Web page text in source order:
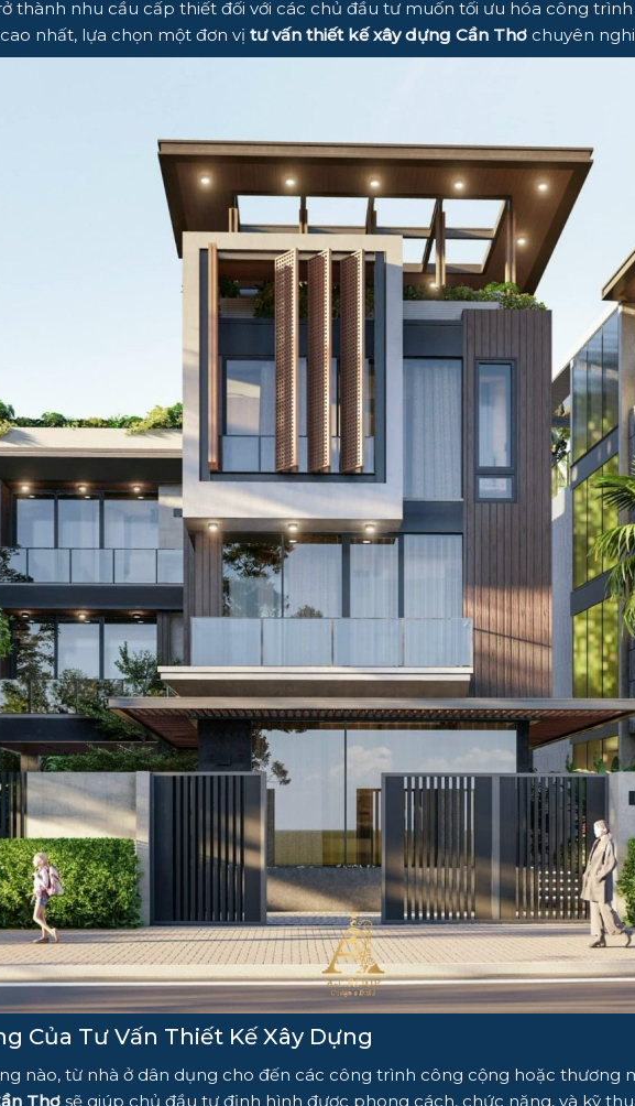
thành nhu cầu cấp thiết đối với các chủ đầu tư muốn tối ưu hóa công
nhất, lựa chọn một đơn vị tư vấn thiết kế xây dựng Cần Thơ chuyên
Của Tư Vấn Thiết Kế Xây Dựng
nào, từ nhà ở dân dụng cho đến các công trình công cộng hoặc thương
Thơ sẽ giúp chủ đầu tư định hình được phong cách, chức năng, và kỹ